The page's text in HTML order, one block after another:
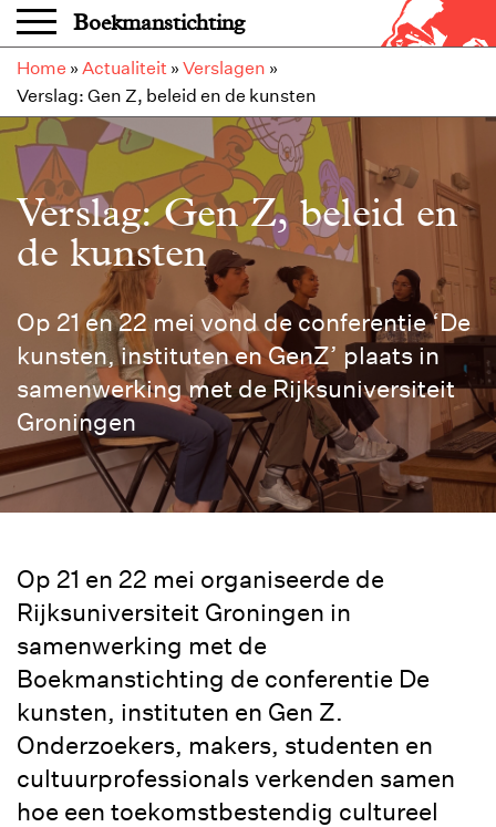
Overslaan en naar de inhoud gaan
Boekmanstichting
Home » Actualiteit » Verslagen »
Verslag: Gen Z, beleid en de kunsten
Verslag: Gen Z, beleid en
de kunsten
Op 21 en 22 mei vond de conferentie ‘De
kunsten, instituten en GenZ’ plaats in
samenwerking met de Rijksuniversiteit
Groningen
Op 21 en 22 mei organiseerde de
Rijksuniversiteit Groningen in
samenwerking met de
Boekmanstichting de conferentie De
kunsten, instituten en Gen Z.
Onderzoekers, makers, studenten en
cultuurprofessionals verkenden samen
hoe een toekomstbestendig cultureel